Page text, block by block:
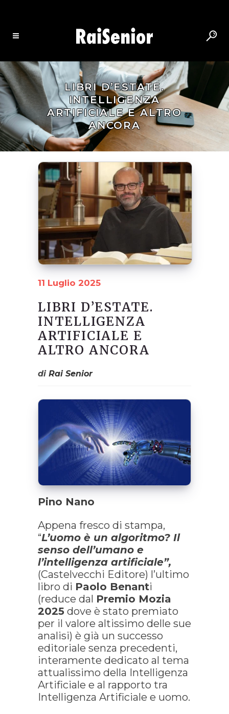
LIBRI D’ESTATE.
INTELLIGENZA
ARTIFICIALE E ALTRO
ANCORA
11 Luglio 2025
LIBRI D’ESTATE.
INTELLIGENZA
ARTIFICIALE E
ALTRO ANCORA
diRai Senior
Pino Nano
Appena fresco di stampa,
“L’uomo è un algoritmo? Il
senso dell’umano e
l’intelligenza artificiale”,
(Castelvecchi Editore) l’ultimo
libro di Paolo Benanti
(reduce dal Premio Mozia
2025 dove è stato premiato
per il valore altissimo delle sue
analisi) è già un successo
editoriale senza precedenti,
interamente dedicato al tema
attualissimo della Intelligenza
Artificiale e al rapporto tra
Intelligenza Artificiale e uomo.